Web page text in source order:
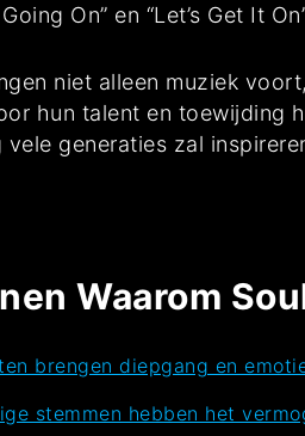
Going On” en “Let’s Get It
niet alleen muziek
hun talent en toewijding
generaties zal
Waarom
brengen diepgang en
stemmen hebben het